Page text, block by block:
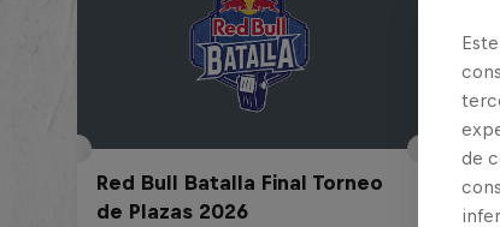
Red Bull Batalla Final Torneo
de Plazas 2026
de